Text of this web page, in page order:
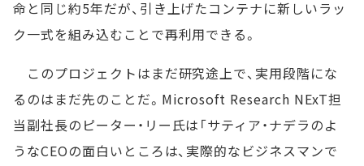
命と同じ約5年だが、引き上げたコンテナに新しいラッ
ク一式を組み込むことで再利用できる。
このプロジェクトはまだ研究途上で、実用段階にな
るのはまだ先のことだ。Microsoft Research NExT担
当副社長のピーター・リー氏は「サティア・ナデラのよ
うなCEOの面白いところは、実際的なビジネスマンで